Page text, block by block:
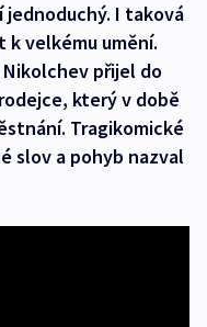
jednoduchý. I taková
k velkému umění.
přijel do
který v době
Tragikomické
slov a pohyb nazval